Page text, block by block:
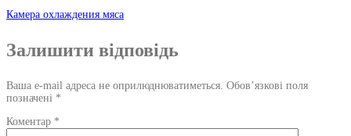
Навігація
по
запису
Камера охлаждения мяса
Залишити відповідь
Ваша e-mail адреса не оприлюднюватиметься. Обов’язкові поля
позначені *
Коментар *